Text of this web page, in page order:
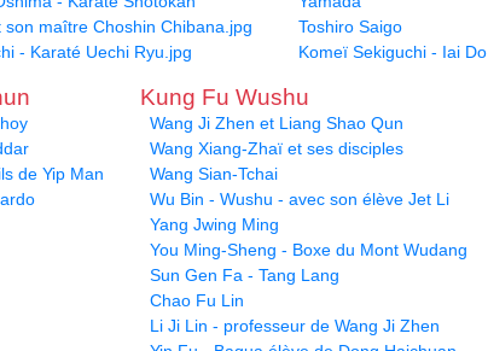
son maître Choshin Chibana.jpg
- Karaté Uechi Ryu.jpg
Toshiro Saigo
Komeï Sekiguchi - Iai Do
de Yip Man
Kung Fu Wushu
Wang Ji Zhen et Liang Shao Qun
Wang Xiang-Zhaï et ses disciples
Wang Sian-Tchai
Wu Bin - Wushu - avec son élève Jet Li
Yang Jwing Ming
You Ming-Sheng - Boxe du Mont Wudang
Sun Gen Fa - Tang Lang
Chao Fu Lin
Li Ji Lin - professeur de Wang Ji Zhen